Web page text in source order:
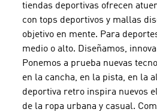
tiendas deportivas ofrecen
con tops deportivos y mallas
objetivo en mente. Para
medio o alto. Diseñamos,
Ponemos a prueba nuevas
en la cancha, en la pista, en la
deportiva retro inspira nuevos
de la ropa urbana y casual.